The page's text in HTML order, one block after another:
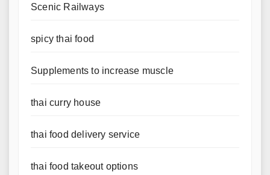
Scenic Railways
spicy thai food
Supplements to increase muscle
thai curry house
thai food delivery service
thai food takeout options